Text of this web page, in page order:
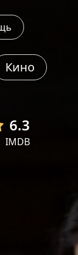
Кино
6.3
IMDB